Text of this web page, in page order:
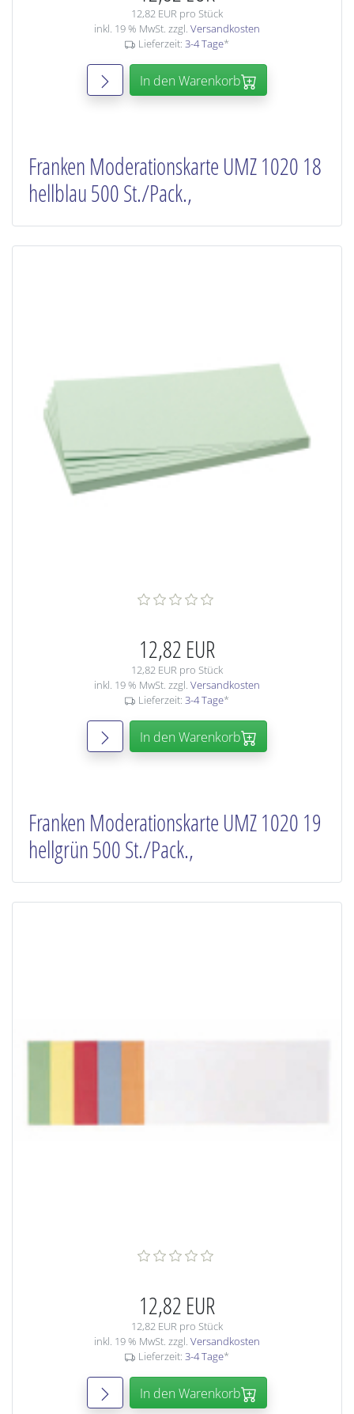
12,82 EUR pro Stück
inkl. 19 % MwSt. zzgl. Versandkosten
Lieferzeit: 3-4 Tage*
In den Warenkorb
Franken Moderationskarte UMZ 1020 18
hellblau 500 St./Pack.,
12,82 EUR
12,82 EUR pro Stück
inkl. 19 % MwSt. zzgl. Versandkosten
Lieferzeit: 3-4 Tage*
In den Warenkorb
Franken Moderationskarte UMZ 1020 19
hellgrün 500 St./Pack.,
12,82 EUR
12,82 EUR pro Stück
inkl. 19 % MwSt. zzgl. Versandkosten
Lieferzeit: 3-4 Tage*
In den Warenkorb